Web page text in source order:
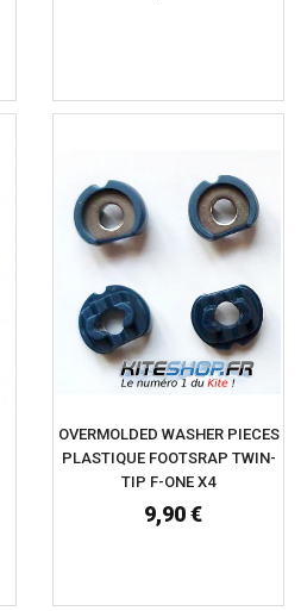
OVERMOLDED WASHER PIECES
PLASTIQUE FOOTSRAP TWIN-
TIP F-ONE X4
9,90 €